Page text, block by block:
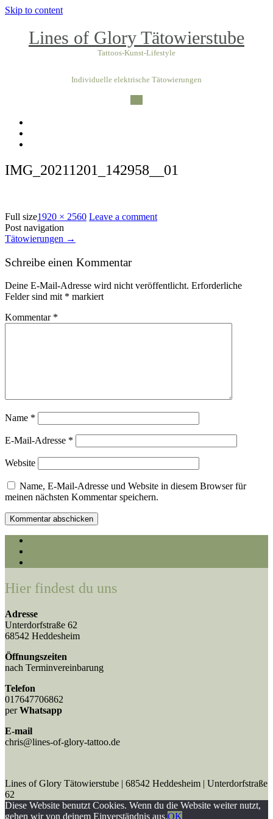
Skip to content
Lines of Glory Tätowierstube
Tattoos-Kunst-Lifestyle
Individuelle elektrische Tätowierungen
IMG_20211201_142958__01
Full size1920 × 2560 Leave a comment
Post navigation
Tätowierungen →
Schreibe einen Kommentar
Deine E-Mail-Adresse wird nicht veröffentlicht. Erforderliche
Felder sind mit * markiert
Kommentar *
Name *
E-Mail-Adresse *
Website
Name, E-Mail-Adresse und Website in diesem Browser für
meinen nächsten Kommentar speichern.
Hier findest du uns
Adresse
Unterdorfstraße 62
68542 Heddesheim
Öffnungszeiten
nach Terminvereinbarung
Telefon
017647706862
perWhatsapp
E-mail
chris@lines-of-glory-tattoo.de
Lines of Glory Tätowierstube | 68542 Heddesheim | Unterdorfstraße
62
Diese Website benutzt Cookies. Wenn du die Website weiter nutzt,
gehen wir von deinem Einverständnis aus.OK